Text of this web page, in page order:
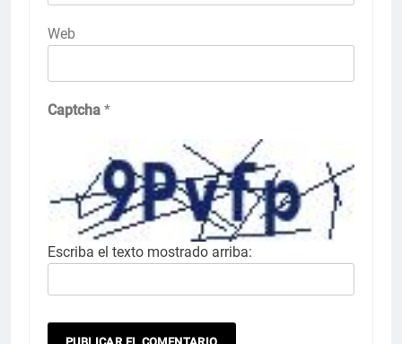
Web
Captcha *
Escriba el texto mostrado arriba: